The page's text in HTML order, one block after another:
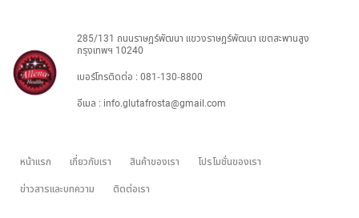
285/131 ถนนราษฎร์พัฒนา แขวงราษฎร์พัฒนา เขตสะพานสูง
กรุงเทพฯ 10240
เบอร์โทรติดต่อ : 081-130-8800
อีเมล : info.glutafrosta@gmail.com
หน้าแรก เกี่ยวกับเรา สินค้าของเรา
โปรโมชั่นของเรา
ข่าวสารและบทความ
ติดต่อเรา